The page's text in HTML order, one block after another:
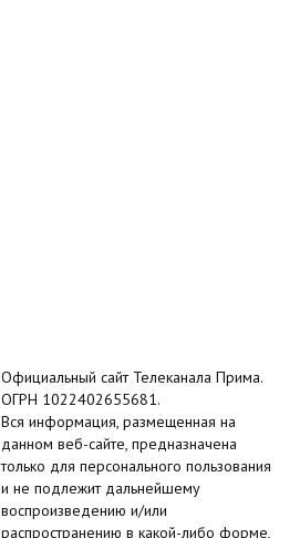
Официальный сайт Телеканала Прима.
ОГРН 1022402655681.
Вся информация, размещенная на
данном веб-сайте, предназначена
только для персонального пользования
и не подлежит дальнейшему
воспроизведению и/или
распространению в какой-либо форме,